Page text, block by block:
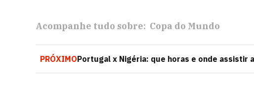
Acompanhe tudo sobre: Copa do Mundo
PRÓXIMOPortugal x Nigéria: que horas e onde assistir